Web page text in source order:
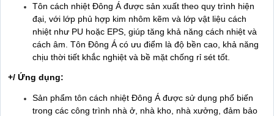
Tôn cách nhiệt Đông Á được sản xuất theo quy trình hiện
đại, với lớp phủ hợp kim nhôm kẽm và lớp vật liệu cách
nhiệt như PU hoặc EPS, giúp tăng khả năng cách nhiệt và
cách âm. Tôn Đông Á có ưu điểm là độ bền cao, khả năng
chịu thời tiết khắc nghiệt và bề mặt chống rỉ sét tốt.
+/ Ứng dụng:
Sản phẩm tôn cách nhiệt Đông Á được sử dụng phổ biến
trong các công trình nhà ở, nhà kho, nhà xưởng, đảm bảo